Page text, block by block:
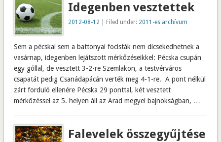
Idegenben vesztettek
2012-08-12 | Filed under: 2011-es archívum
Sem a pécskai sem a battonyai focisták nem dicsekedhetnek a
vasárnap, idegenben lejátszott mérkőzéseikkel: Pécska csupán
egy góllal, de vesztett 3-2-re Szemlakon, a testvérváros
csapatát pedig Csanádapácán verték meg 4-1-re. A pont nélkül
zárt forduló ellenére Pécska 29 ponttal, két vesztett
mérkőzéssel az 5. helyen áll az Arad megyei bajnokságban, …
Falevelek összegyűjtése